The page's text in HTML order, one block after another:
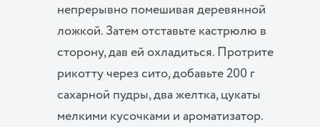
непрерывно помешивая деревянной
ложкой. Затем отставьте кастрюлю в
сторону, дав ей охладиться. Протрите
рикотту через сито, добавьте 200 г
сахарной пудры, два желтка, цукаты
мелкими кусочками и ароматизатор.